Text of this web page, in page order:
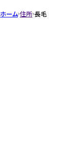
ホーム 住所 長毛